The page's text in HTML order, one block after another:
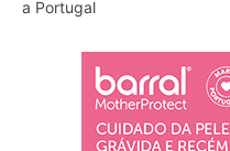
a Portugal